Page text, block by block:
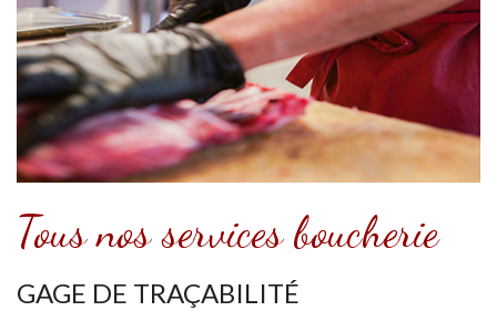
Tous nos services boucherie
GAGE DE TRAÇABILITÉ